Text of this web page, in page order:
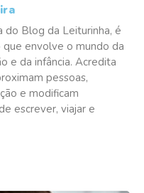
do Blog da Leiturinha, é
envolve o mundo da
e da infância. Acredita
pessoas,
e modificam
escrever, viajar e